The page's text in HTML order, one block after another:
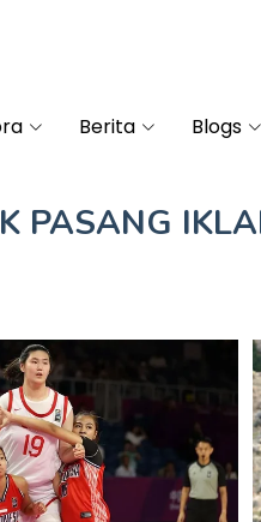
Berita Blogs
PASANG